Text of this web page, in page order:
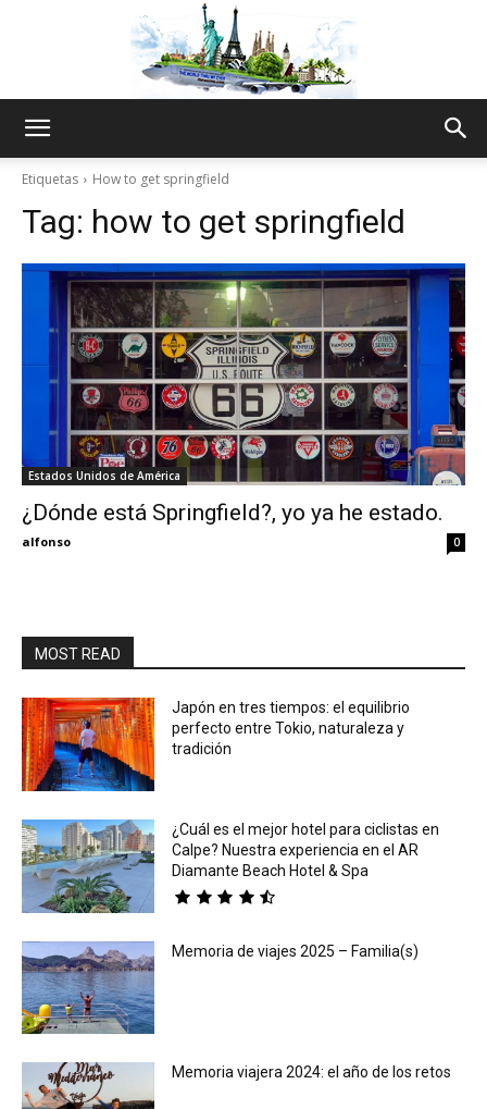
World
Thru
My
Etiquetas How to get springfield
Tag: how to get springfield
Estados Unidos de América
¿Dónde está Springfield?, yo ya he estado.
alfonso 0
MOST READ
Japón en tres tiempos: el equilibrio
perfecto entre Tokio, naturaleza y
tradición
¿Cuál es el mejor hotel para ciclistas en
Calpe? Nuestra experiencia en el AR
Diamante Beach Hotel & Spa
Memoria de viajes 2025 – Familia(s)
Memoria viajera 2024: el año de los retos